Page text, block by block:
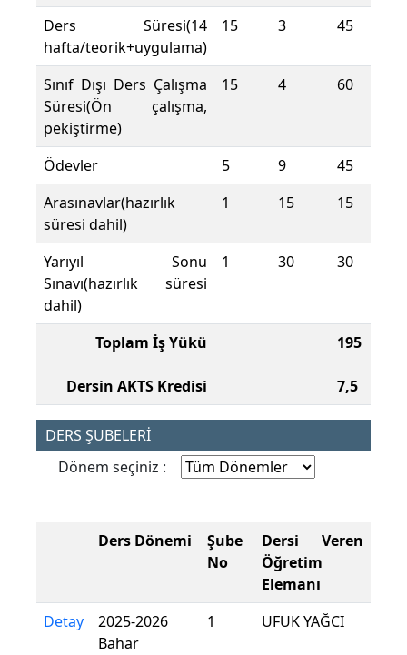
Ders Süresi(14
hafta/teorik+uygulama)
15 3 45
Sınıf Dışı Ders Çalışma
Süresi(Ön çalışma,
pekiştirme)
15 4 60
Ödevler 5 9
45
Arasınavlar(hazırlık
süresi dahil)
1 15 15
Yarıyıl Sonu
Sınavı(hazırlık süresi
dahil)
1 30 30
Toplam İş Yükü
Dersin AKTS Kredisi
195
7,5
DERS ŞUBELERİ
Dönem seçiniz :
Ders Dönemi
Şube
No
Dersi Veren
Öğretim
Elemanı
Detay
2025-2026
Bahar
1 UFUK YAĞCI